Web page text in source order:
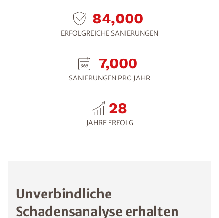
105,600
ERFOLGREICHE SANIERUNGEN
8,800
SANIERUNGEN PRO JAHR
30
JAHRE ERFOLG
Unverbindliche
Schadensanalyse erhalten